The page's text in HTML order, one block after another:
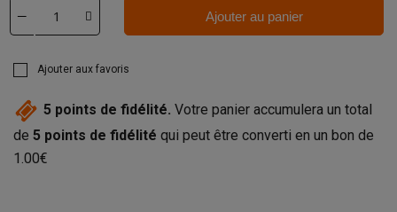
Ajouter au panier
Ajouter aux favoris
5 points de fidélité. Votre panier accumulera un total
de 5 points de fidélité qui peut être converti en un bon de
1.00€